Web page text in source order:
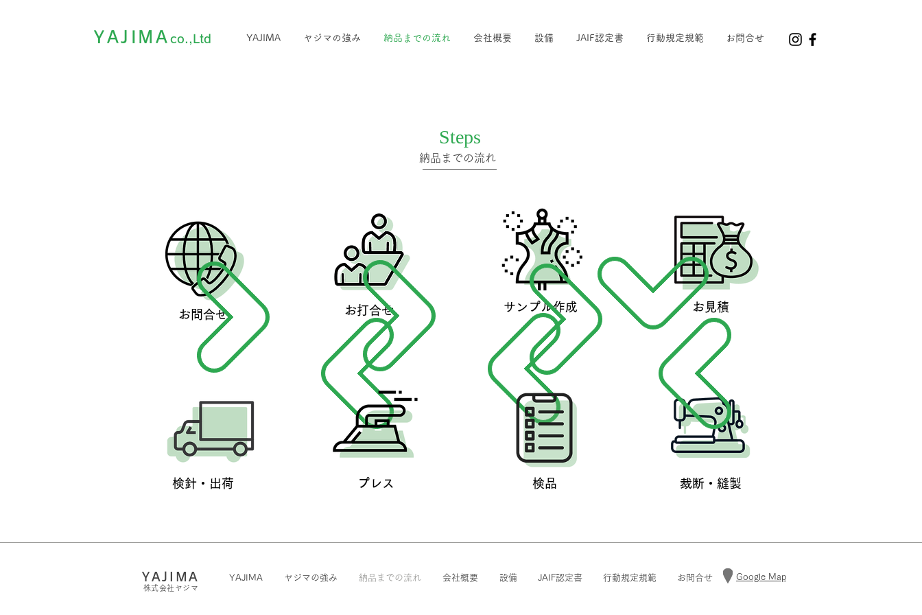
YAJIMA co.,Ltd YAJIMA ヤジマの強み 納品までの流れ 会社概要 設備 JAIF認定書 行動規定規範 お問合せ
Steps
納品までの流れ
お問合せ お打合せ
検針・出荷 プレス
サンプル作成 お見積
検品 ​裁断・縫製
YAJIMA
株式会社ヤジマ
YAJIMA ヤジマの強み 納品までの流れ 会社概要 設備 JAIF認定書 行動規定規範 お問合せ Google Map